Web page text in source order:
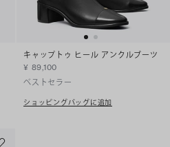
キャップトゥ ヒール アンクルブーツ
¥ 89,100
ベストセラー
ショッピングバッグに追加